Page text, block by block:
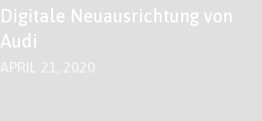
Digitale Neuausrichtung von
Audi